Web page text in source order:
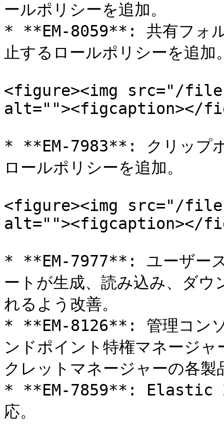
ールポリシーを追加。
* **EM-8059**: 共有フォル
止するロールポリシーを追加
<figure><img src="/files/
alt=""><figcaption></
* **EM-7983**: クリップボ
ロールポリシーを追加。
<figure><img src="/files/
alt=""><figcaption></
* **EM-7977**: ユーザース
ートが生成、読み込み、ダ
れるよう改善。
* **EM-8126**: 管理コンソ
ンドポイント特権マネージ
クレットマネージャーの各
* **EM-7859**: Elastic
応。